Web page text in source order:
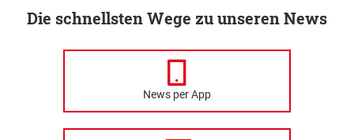
Die schnellsten Wege zu unseren News
News per App